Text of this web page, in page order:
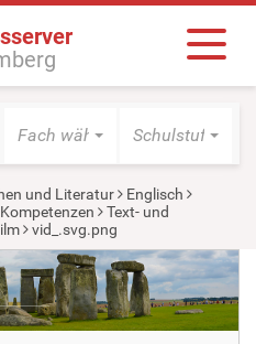
Fach wählen Schulstufe
und Literatur
Englisch
Text- und
vid_.svg.png